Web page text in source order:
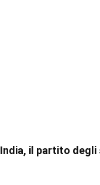
India, il partito